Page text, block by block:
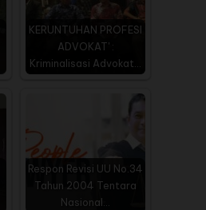
KERUNTUHAN PROFESI
ADVOKAT' :
Kriminalisasi Advokat…
Respon Revisi UU No.34
Tahun 2004 Tentara
Nasional…